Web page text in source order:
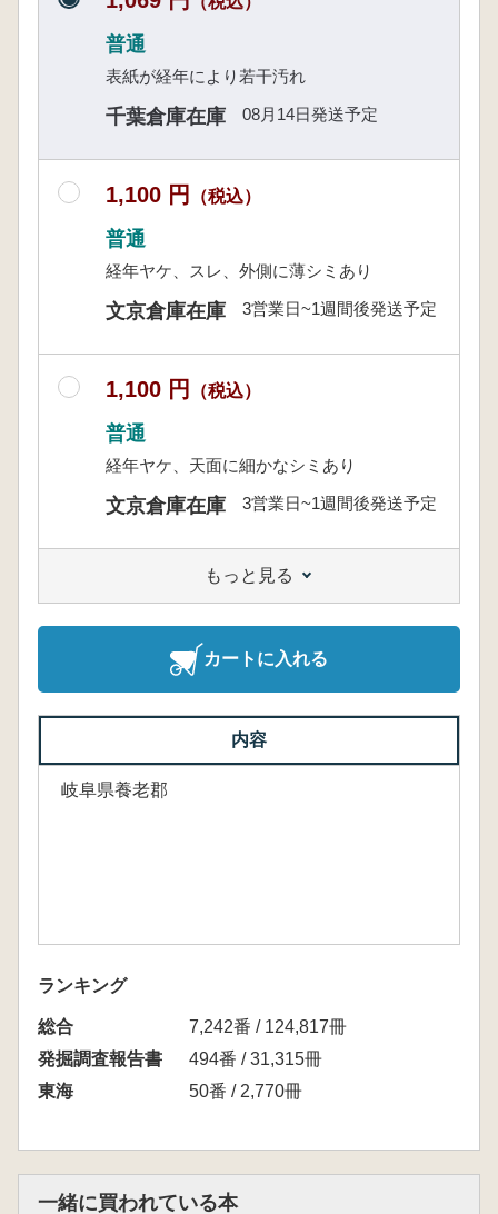
普通
表紙が経年により若干汚れ
千葉倉庫在庫 08月14日発送予定
1,100 円 （税込）
普通
経年ヤケ、スレ、外側に薄シミあり
文京倉庫在庫 3営業日~1週間後発送予定
1,100 円 （税込）
普通
経年ヤケ、天面に細かなシミあり
文京倉庫在庫 3営業日~1週間後発送予定
もっと見る
カートに入れる
内容
岐阜県養老郡
ランキング
総合
7,242番 / 124,817冊
発掘調査報告書
494番 / 31,315冊
東海
50番 / 2,770冊
一緒に買われている本